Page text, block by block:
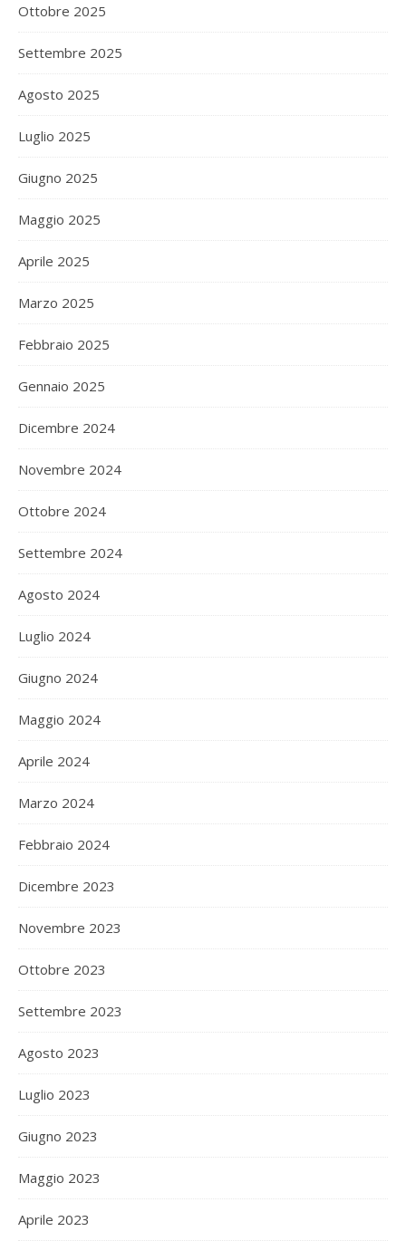
Ottobre 2025
Settembre 2025
Agosto 2025
Luglio 2025
Giugno 2025
Maggio 2025
Aprile 2025
Marzo 2025
Febbraio 2025
Gennaio 2025
Dicembre 2024
Novembre 2024
Ottobre 2024
Settembre 2024
Agosto 2024
Luglio 2024
Giugno 2024
Maggio 2024
Aprile 2024
Marzo 2024
Febbraio 2024
Dicembre 2023
Novembre 2023
Ottobre 2023
Settembre 2023
Agosto 2023
Luglio 2023
Giugno 2023
Maggio 2023
Aprile 2023